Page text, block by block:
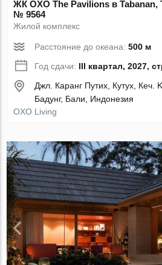
ЖК OXO The Pavilions в Tabanan,
№ 9564
Жилой комплекс
Расстояние до океана:500 м
Год сдачи: III квартал, 2027,
Джл. Каранг Путих, Кутух, Кеч.
Бадунг, Бали, Индонезия
OXO Living